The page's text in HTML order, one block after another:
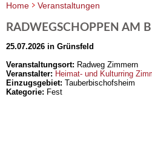
Home
Veranstaltungen
RADWEGSCHOPPEN AM
25.07.2026 in Grünsfeld
Veranstaltungsort: Radweg Zimmern
Veranstalter: Heimat- und Kulturring
Einzugsgebiet: Tauberbischofsheim
Kategorie: Fest